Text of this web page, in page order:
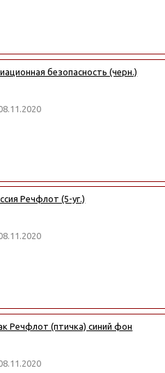
безопасность (черн.)
Речфлот (5-уг.)
Речфлот (птичка) синий фон